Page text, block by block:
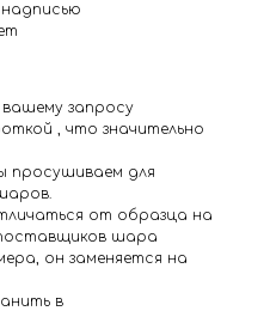
вашему запросу
, что значительно
просушиваем для
от образца на
шара
он заменяется на
в